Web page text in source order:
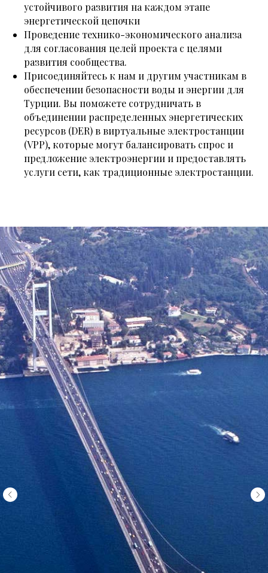
устойчивого развития на каждом этапе
энергетической цепочки
Проведение технико-экономического анализа
для согласования целей проекта с целями
развития сообщества.
Присоединяйтесь к нам и другим участникам в
обеспечении безопасности воды и энергии для
Турции. Вы поможете сотрудничать в
объединении распределенных энергетических
ресурсов (DER) в виртуальные электростанции
(VPP), которые могут балансировать спрос и
предложение электроэнергии и предоставлять
услуги сети, как традиционные электростанции.